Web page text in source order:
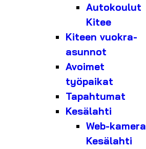
Autokoulut
Kitee
Kiteen vuokra-
asunnot
Avoimet
työpaikat
Tapahtumat
Kesälahti
Web-kamera
Kesälahti